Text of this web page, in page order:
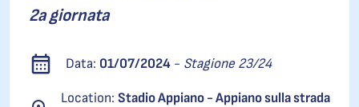
2a giornata
Data: 01/07/2024 - Stagione 23/24
Location: Stadio Appiano - Appiano sulla strada